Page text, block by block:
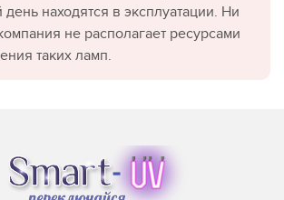
находятся в эксплуатации. Ни
не располагает ресурсами
таких ламп.